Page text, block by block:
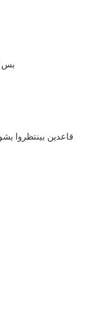
بس
قاعدين بينتظروا